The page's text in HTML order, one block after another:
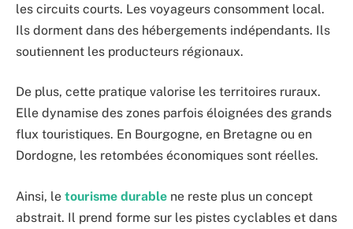
les circuits courts. Les voyageurs consomment local.
Ils dorment dans des hébergements indépendants. Ils
soutiennent les producteurs régionaux.
De plus, cette pratique valorise les territoires ruraux.
Elle dynamise des zones parfois éloignées des grands
flux touristiques. En Bourgogne, en Bretagne ou en
Dordogne, les retombées économiques sont réelles.
Ainsi, le tourisme durable ne reste plus un concept
abstrait. Il prend forme sur les pistes cyclables et dans